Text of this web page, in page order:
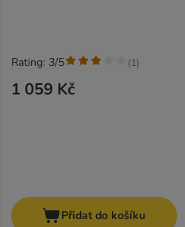
1 059 Kč
Rating: 3/5 (1)
Přidat do košíku